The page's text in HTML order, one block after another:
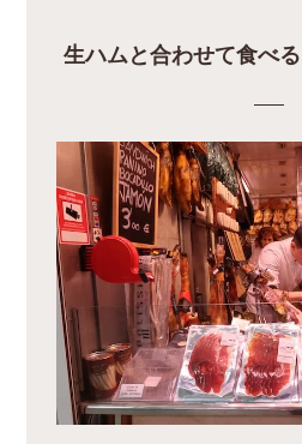
生ハムと合わせて食べ